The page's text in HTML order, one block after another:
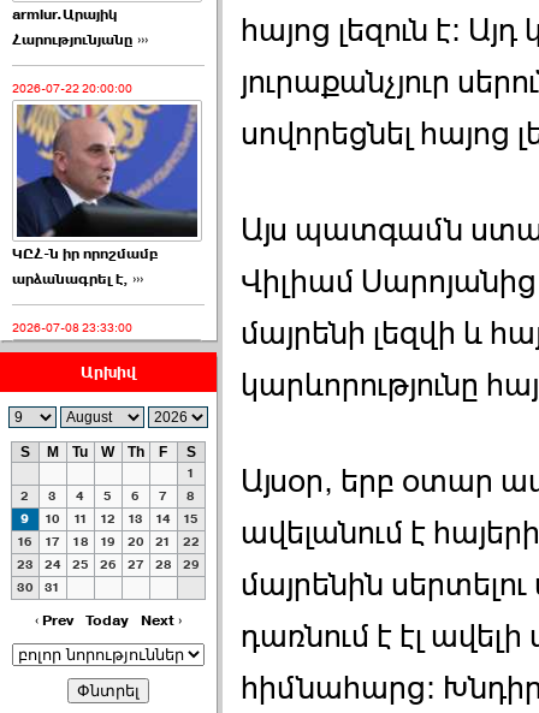
armlur.Արայիկ
Հարությունյանը ›››
2026-07-22 20:00:00
ԿԸՀ-ն իր որոշմամբ
արձանագրել է, ›››
2026-07-08 23:33:00
ՀԱՅԱՊԱՀՊԱՆՈՒԹԻՒՆ՝
ՀԱՒԱՏՔԻ ԵՒ
ԿՐԹՈՒԹԵԱՆ
ՃԱՆԱՊԱՐՀՈՎ ›››
2026-07-06 06:50:00
Արխիվ
S M Tu W Th F S
1
2
3 4 5 6 7
8
9
10 11 12 13 14
15
16
17 18 19 20 21
22
23
24 25 26 27 28
29
30
31
‹ Prev Today Next ›
հայոց լեզուն է։
յուրաքանչյուր
սովորեցնել հայոց
Այս պատգամն
Վիլիամ
մայրենի լեզվի և
կարևորությունը
Այսօր, երբ օտար
ավելանում է
մայրենին
դառնում է էլ
հիմնահարց: